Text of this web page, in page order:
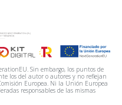
Sin embargo, los puntos de
los del autor o autores y no reflejan
Europea. Ni la Unión Europea
responsables de las mismas